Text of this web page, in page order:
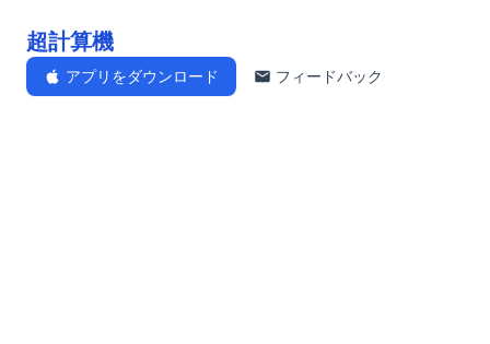
超計算機
アプリをダウンロード フィードバック